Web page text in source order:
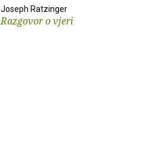
Joseph Ratzinger
Razgovor o vjeri